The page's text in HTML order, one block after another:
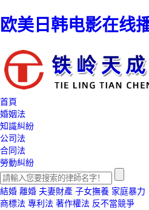
欧美日韩电影在线
首頁
婚姻法
知識糾紛
公司法
合同法
勞動糾紛
結婚 離婚 夫妻財產 子女撫養 家庭暴力
商標法 專利法 著作權法 反不當競爭